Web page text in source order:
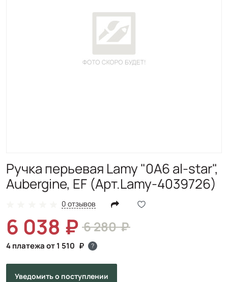
Ручка перьевая Lamy "0A6 al-star",
Aubergine, EF (Арт.Lamy-4039726)
0 отзывов
6 280
6 038
4 платежа от 1 510 ?
Уведомитьо поступлении